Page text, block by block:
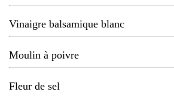
Vinaigre balsamique blanc
Moulin à poivre
Fleur de sel